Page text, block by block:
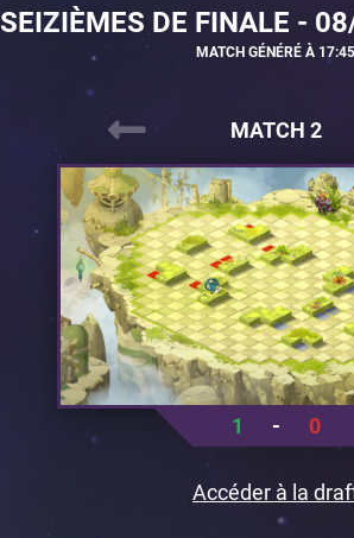
SEIZIÈMES DE FINALE -
MATCH GÉNÉRÉ À 17:45
MATCH 2
1 - 0
Accéder à la